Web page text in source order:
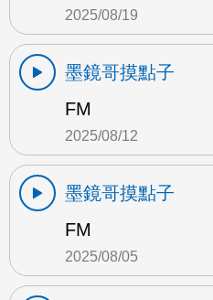
2025/08/19
墨鏡哥摸點子
FM
2025/08/12
墨鏡哥摸點子
FM
2025/08/05